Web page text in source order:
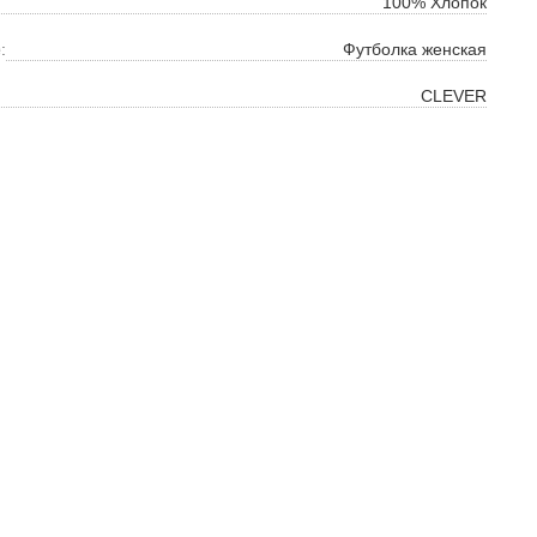
Футболка женская
CLEVER